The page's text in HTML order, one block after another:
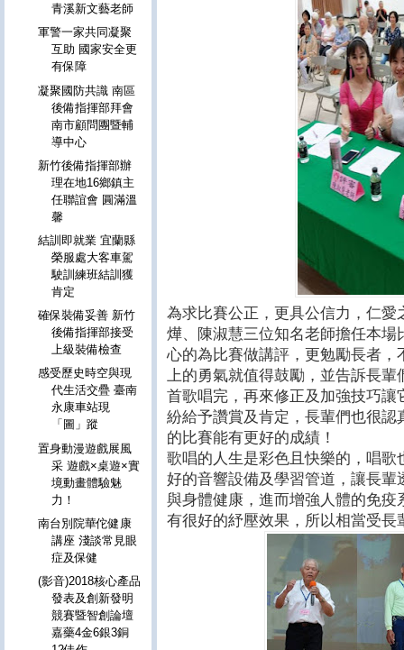
為求比賽公正，更具公信力，仁
燁、陳淑慧三位知名老師擔任本
心的為比賽做講評，更勉勵長者
上的勇氣就值得鼓勵，並告訴長
首歌唱完，再來修正及加強技巧
紛給予讚賞及肯定，長輩們也很
的比賽能有更好的成績！
歌唱的人生是彩色且快樂的，唱
好的音響設備及學習管道，讓長
與身體健康，進而增強人體的免
有很好的紓壓效果，所以相當受長
青溪新文藝老師
軍警一家共同凝聚
互助 國家安全更
有保障
凝聚國防共識 南區
後備指揮部拜會
南市顧問團暨輔
導中心
新竹後備指揮部辦
理在地16鄉鎮主
任聯誼會 圓滿溫
馨
結訓即就業 宜蘭縣
榮服處大客車駕
駛訓練班結訓獲
肯定
確保裝備妥善 新竹
後備指揮部接受
上級裝備檢查
感受歷史時空與現
代生活交疊 臺南
永康車站現
「圖」蹤
置身動漫遊戲展風
采 遊戲×桌遊×實
境動畫體驗魅
力！
南台別院華佗健康
講座 淺談常見眼
症及保健
(影音)2018核心產品
發表及創新發明
競賽暨智創論壇
嘉藥4金6銀3銅